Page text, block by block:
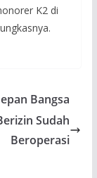
K2 di
Bangsa
Sudah
Beroperasi